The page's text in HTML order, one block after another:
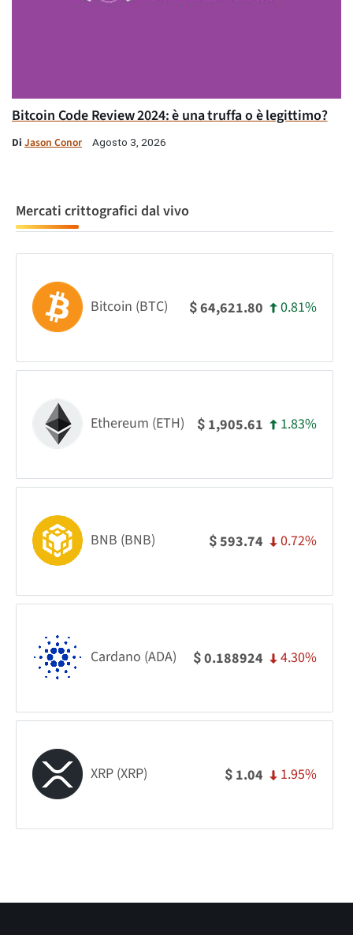
Bitcoin Code Review 2024: è una truffa o è legittimo?
Di Jason Conor Agosto 3, 2026
Mercati crittografici dal vivo
Bitcoin (BTC) $64,621.80 0.81%
Ethereum (ETH) $ 1,905.61 1.83%
BNB (BNB) $593.74 0.72%
Cardano (ADA) $0.188924 4.30%
XRP (XRP) $ 1.04 1.95%